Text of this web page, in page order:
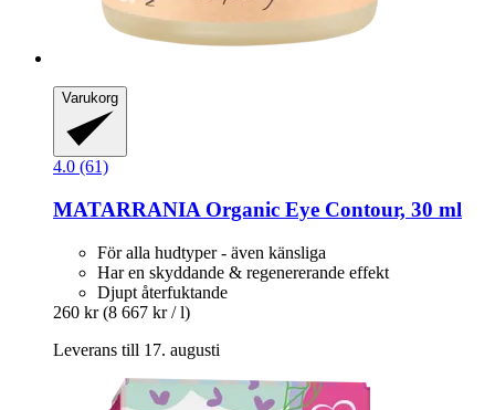
Varukorg
4.0 (61)
MATARRANIA Organic Eye Contour, 30 ml
För alla hudtyper - även känsliga
Har en skyddande & regenererande effekt
Djupt återfuktande
260 kr (8 667 kr / l)
Leverans till 17. augusti